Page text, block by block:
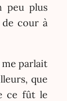
peu plus
cour à
parlait
que
ce fût le